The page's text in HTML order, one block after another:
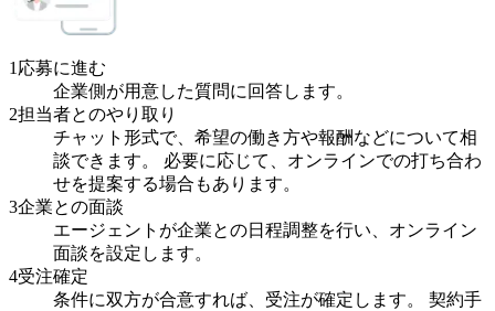
1 応募に進む
企業側が用意した質問に回答します。
2担当者とのやり取り
チャット形式で、希望の働き方や報酬などについて相
談できます。 必要に応じて、オンラインでの打ち合わ
せを提案する場合もあります。
3企業との面談
エージェントが企業との日程調整を行い、オンライン
面談を設定します。
4受注確定
条件に双方が合意すれば、受注が確定します。 契約手